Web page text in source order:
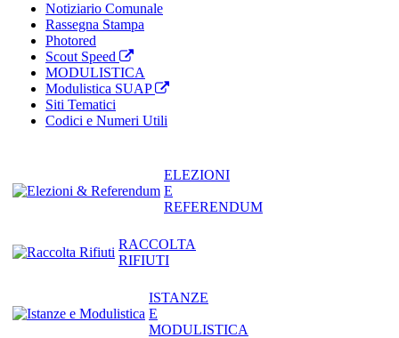
Notiziario Comunale
Rassegna Stampa
Photored
Scout Speed
MODULISTICA
Modulistica SUAP
Siti Tematici
Codici e Numeri Utili
ELEZIONI
E
REFERENDUM
RACCOLTA
RIFIUTI
ISTANZE
E
MODULISTICA